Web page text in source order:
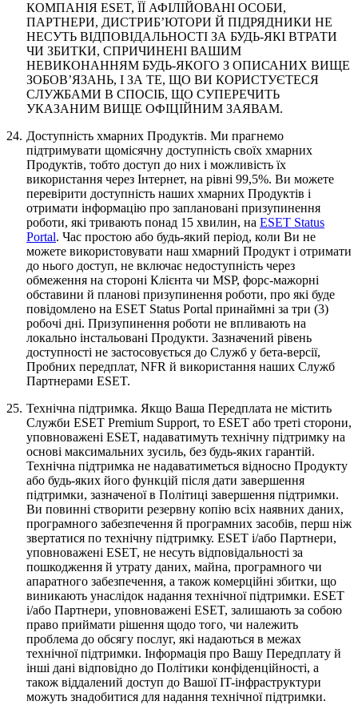
КОМПАНІЯ ESET, ЇЇ АФІЛІЙОВАНІ ОСОБИ,
ПАРТНЕРИ, ДИСТРИБ’ЮТОРИ Й ПІДРЯДНИКИ НЕ
НЕСУТЬ ВІДПОВІДАЛЬНОСТІ ЗА БУДЬ-ЯКІ ВТРАТИ
ЧИ ЗБИТКИ, СПРИЧИНЕНІ ВАШИМ
НЕВИКОНАННЯМ БУДЬ-ЯКОГО З ОПИСАНИХ ВИЩЕ
ЗОБОВ’ЯЗАНЬ, І ЗА ТЕ, ЩО ВИ КОРИСТУЄТЕСЯ
СЛУЖБАМИ В СПОСІБ, ЩО СУПЕРЕЧИТЬ
УКАЗАНИМ ВИЩЕ ОФІЦІЙНИМ ЗАЯВАМ.
24. Доступність хмарних Продуктів. Ми прагнемо
підтримувати щомісячну доступність своїх хмарних
Продуктів, тобто доступ до них і можливість їх
використання через Інтернет, на рівні 99,5%. Ви можете
перевірити доступність наших хмарних Продуктів і
отримати інформацію про заплановані призупинення
роботи, які тривають понад 15 хвилин, на ESET Status
Portal. Час простою або будь-який період, коли Ви не
можете використовувати наш хмарний Продукт і отримати
до нього доступ, не включає недоступність через
обмеження на стороні Клієнта чи MSP, форс-мажорні
обставини й планові призупинення роботи, про які буде
повідомлено на ESET Status Portal принаймні за три (3)
робочі дні. Призупинення роботи не впливають на
локально інстальовані Продукти. Зазначений рівень
доступності не застосовується до Служб у бета-версії,
Пробних передплат, NFR й використання наших Служб
Партнерами ESET.
25. Технічна підтримка. Якщо Ваша Передплата не містить
Служби ESET Premium Support, то ESET або треті сторони,
уповноважені ESET, надаватимуть технічну підтримку на
основі максимальних зусиль, без будь-яких гарантій.
Технічна підтримка не надаватиметься відносно Продукту
або будь-яких його функцій після дати завершення
підтримки, зазначеної в Політиці завершення підтримки.
Ви повинні створити резервну копію всіх наявних даних,
програмного забезпечення й програмних засобів, перш ніж
звертатися по технічну підтримку. ESET і/або Партнери,
уповноважені ESET, не несуть відповідальності за
пошкодження й утрату даних, майна, програмного чи
апаратного забезпечення, а також комерційні збитки, що
виникають унаслідок надання технічної підтримки. ESET
і/або Партнери, уповноважені ESET, залишають за собою
право приймати рішення щодо того, чи належить
проблема до обсягу послуг, які надаються в межах
технічної підтримки. Інформація про Вашу Передплату й
інші дані відповідно до Політики конфіденційності, а
також віддалений доступ до Вашої IT-інфраструктури
можуть знадобитися для надання технічної підтримки.